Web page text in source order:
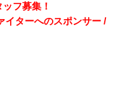
フ募集！
ターへのスポンサー /